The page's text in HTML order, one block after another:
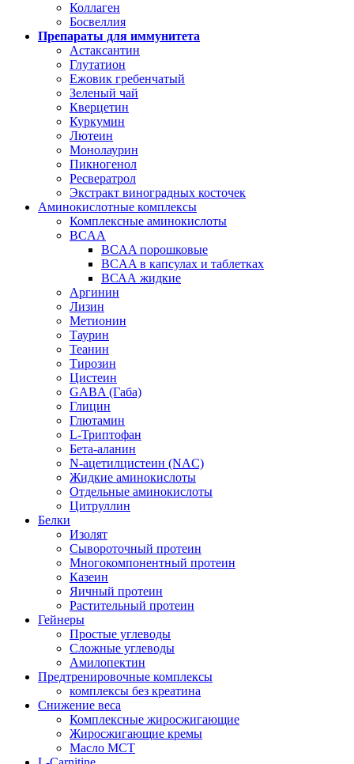
Коллаген
Босвеллия
Препараты для иммунитета
Астаксантин
Глутатион
Ежовик гребенчатый
Зеленый чай
Кверцетин
Куркумин
Лютеин
Монолаурин
Пикногенол
Ресвератрол
Экстракт виноградных косточек
Аминокислотные комплексы
Комплексные аминокислоты
BCAA
BCAA порошковые
BCAA в капсулах и таблетках
ВСАА жидкие
Аргинин
Лизин
Метионин
Таурин
Теанин
Тирозин
Цистеин
GABA (Габа)
Глицин
Глютамин
L-Триптофан
Бета-аланин
N-ацетилцистеин (NAC)
Жидкие аминокислоты
Отдельные аминокислоты
Цитруллин
Белки
Изолят
Сывороточный протеин
Многокомпонентный протеин
Казеин
Яичный протеин
Растительный протеин
Гейнеры
Простые углеводы
Сложные углеводы
Амилопектин
Предтренировочные комплексы
комплексы без креатина
Снижение веса
Комплексные жиросжигающие
Жиросжигающие кремы
Масло МСТ